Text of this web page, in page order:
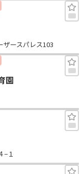
ースパレス103
園
−１